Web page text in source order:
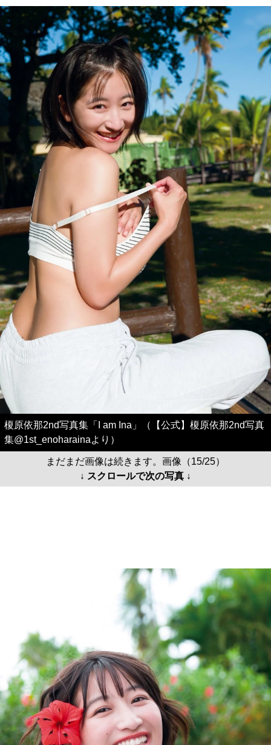
榎原依那2nd写真集「I am Ina」（【公式】榎原依那2nd写真
集@1st_enoharainaより）
まだまだ画像は続きます。画像（15/25）
↓ スクロールで次の写真 ↓